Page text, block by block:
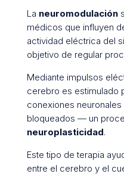
La neuromodulación
médicos que influyen
actividad eléctrica del
objetivo de regular
Mediante impulsos
cerebro es estimulado
conexiones
bloqueados — un
neuroplasticidad.
Este tipo de terapia
entre el cerebro y el